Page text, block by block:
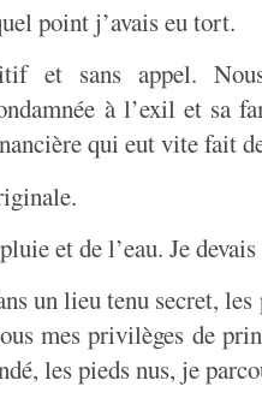
point j’avais eu tort.
et sans appel.
à l’exil et sa
qui eut vite fait
et de l’eau. Je
un lieu tenu secret, les
mes privilèges de
les pieds nus, je